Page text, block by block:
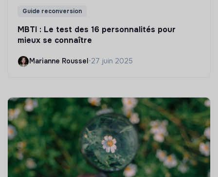
Guide reconversion
MBTI : Le test des 16 personnalités pour
mieux se connaître
Marianne Roussel •27 juin 2025